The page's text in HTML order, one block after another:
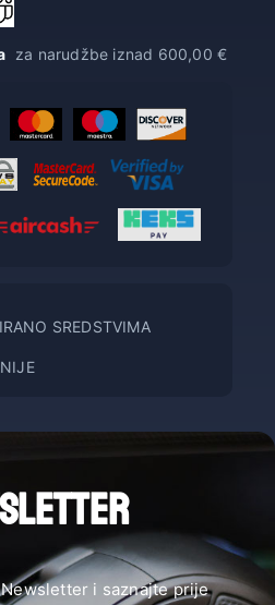
za narudžbe iznad 600,00 €
SREDSTVIMA
i saznajte prije